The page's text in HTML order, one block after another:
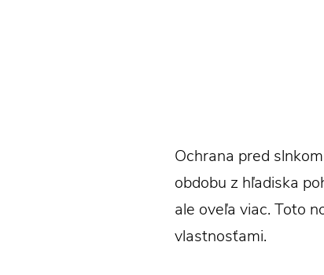
Ochrana pred
obdobu z hľadiska
ale oveľa viac. Toto
vlastnosťami.